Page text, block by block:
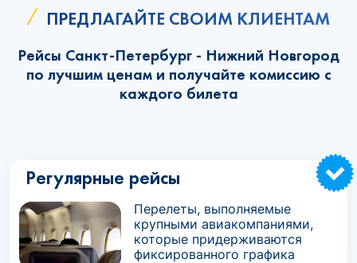
ПРЕДЛАГАЙТЕ СВОИМ КЛИЕНТАМ
Рейсы Санкт-Петербург - Нижний Новгород
по лучшим ценам и получайте комиссию с
каждого билета
Регулярные рейсы
Перелеты, выполняемые
крупными авиакомпаниями,
которые придерживаются
фиксированного графика